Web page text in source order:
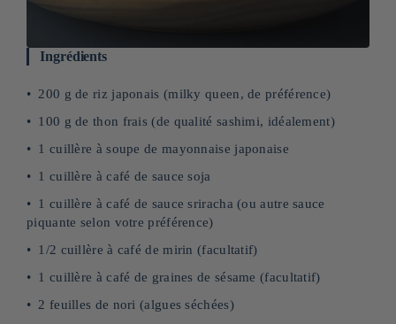
Ingrédients
200 g de riz japonais (milky queen, de préférence)
100 g de thon frais (de qualité sashimi, idéalement)
1 cuillère à soupe de mayonnaise japonaise
1 cuillère à café de sauce soja
1 cuillère à café de sauce sriracha (ou autre sauce
piquante selon votre préférence)
1/2 cuillère à café de mirin (facultatif)
1 cuillère à café de graines de sésame (facultatif)
2 feuilles de nori (algues séchées)